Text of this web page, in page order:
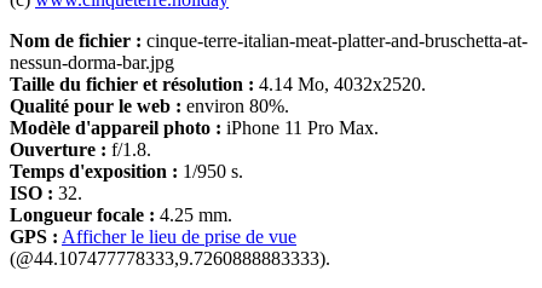
Nom de fichier : cinque-terre-italian-meat-platter-and-bruschetta-at-
nessun-dorma-bar.jpg
Taille du fichier et résolution : 4.14 Mo, 4032x2520.
Qualité pour le web : environ 80%.
Modèle d'appareil photo : iPhone 11 Pro Max.
Ouverture : f/1.8.
Temps d'exposition : 1/950 s.
ISO : 32.
Longueur focale : 4.25 mm.
GPS : Afficher le lieu de prise de vue
(@44.107477778333,9.7260888883333).